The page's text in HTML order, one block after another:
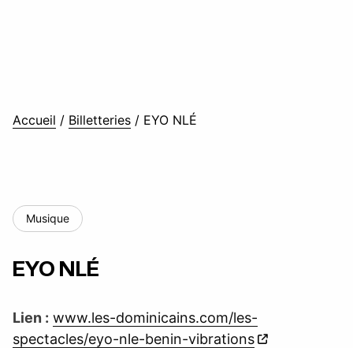
Accueil / Billetteries / EYO NLÉ
Musique
EYO NLÉ
Lien : www.les-dominicains.com/les-
spectacles/eyo-nle-benin-vibrations